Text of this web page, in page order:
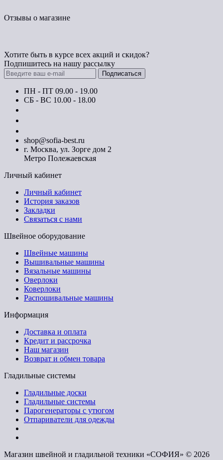
Отзывы о магазине
Хотите быть в курсе всех акций и скидок?
Подпишитесь на нашу рассылку
Подписаться
ПН - ПТ 09.00 - 19.00
СБ - ВС 10.00 - 18.00
shop@sofia-best.ru
г. Москва, ул. Зорге дом 2
Метро Полежаевская
Личный кабинет
Личный кабинет
История заказов
Закладки
Связаться с нами
Швейное оборудование
Швейные машины
Вышивальные машины
Вязальные машины
Оверлоки
Коверлоки
Распошивальные машины
Информация
Доставка и оплата
Кредит и рассрочка
Наш магазин
Возврат и обмен товара
Гладильные системы
Гладильные доски
Гладильные системы
Парогенераторы с утюгом
Отпариватели для одежды
Магазин швейной и гладильной техники «СОФИЯ» © 2026